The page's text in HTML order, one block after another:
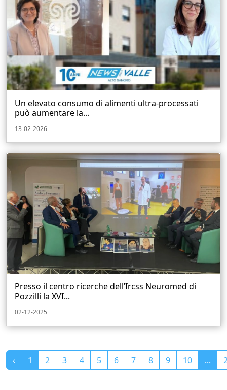
Un elevato consumo di alimenti ultra-processati
può aumentare la...
13-02-2026
Presso il centro ricerche dell’Ircss Neuromed di
Pozzilli la XVI...
02-12-2025
‹ 1 2 3 4 5 6 7 8 9 10 ...